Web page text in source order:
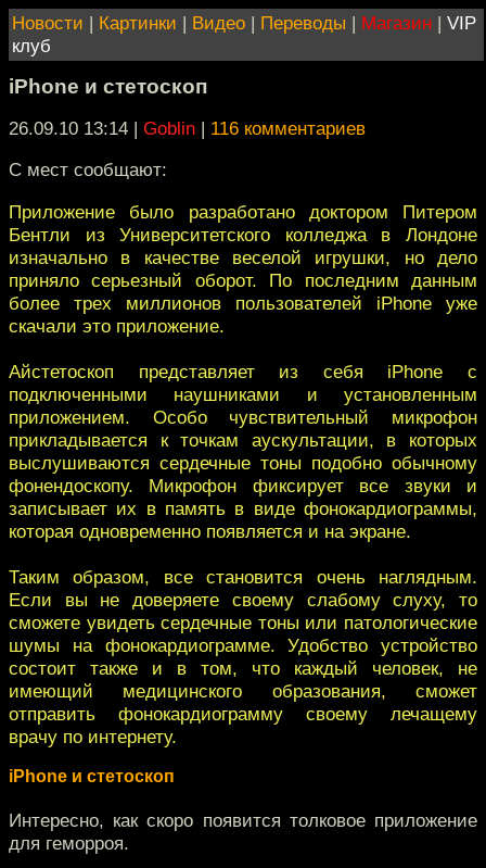
Новости | Картинки | Видео | Переводы | Магазин | VIP
клуб
iPhone и стетоскоп
26.09.10 13:14 | Goblin | 116 комментариев
С мест сообщают:
Приложение было разработано доктором Питером
Бентли из Университетского колледжа в Лондоне
изначально в качестве веселой игрушки, но дело
приняло серьезный оборот. По последним данным
более трех миллионов пользователей iPhone уже
скачали это приложение.
Айстетоскоп представляет из себя iPhone с
подключенными наушниками и установленным
приложением. Особо чувствительный микрофон
прикладывается к точкам аускультации, в которых
выслушиваются сердечные тоны подобно обычному
фонендоскопу. Микрофон фиксирует все звуки и
записывает их в память в виде фонокардиограммы,
которая одновременно появляется и на экране.
Таким образом, все становится очень наглядным.
Если вы не доверяете своему слабому слуху, то
сможете увидеть сердечные тоны или патологические
шумы на фонокардиограмме. Удобство устройство
состоит также и в том, что каждый человек, не
имеющий медицинского образования, сможет
отправить фонокардиограмму своему лечащему
врачу по интернету.
iPhone и стетоскоп
Интересно, как скоро появится толковое приложение
для геморроя.